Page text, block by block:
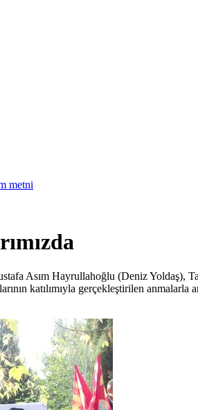
metni
Asım Hayrullahoğlu (Deniz Yoldaş),
katılımıyla gerçekleştirilen anmalarla